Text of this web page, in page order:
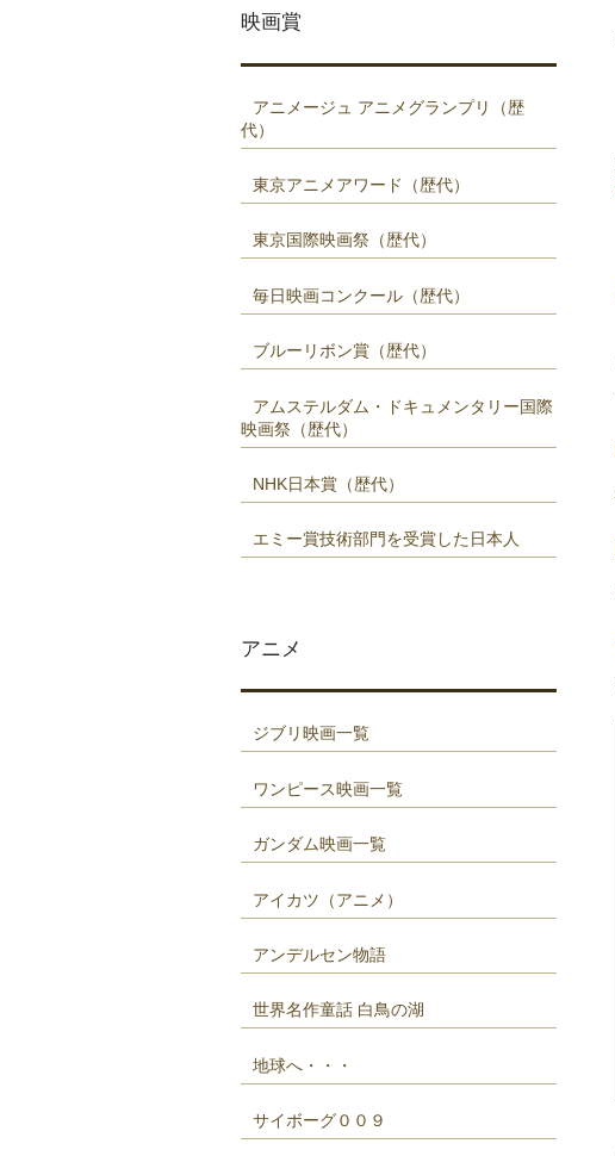
映画賞
アニメージュ アニメグランプリ（歴
代）
東京アニメアワード（歴代）
東京国際映画祭（歴代）
毎日映画コンクール（歴代）
ブルーリボン賞（歴代）
アムステルダム・ドキュメンタリー国際
映画祭（歴代）
NHK日本賞（歴代）
エミー賞技術部門を受賞した日本人
アニメ
ジブリ映画一覧
ワンピース映画一覧
ガンダム映画一覧
アイカツ（アニメ）
アンデルセン物語
世界名作童話 白鳥の湖
地球へ・・・
サイボーグ００９